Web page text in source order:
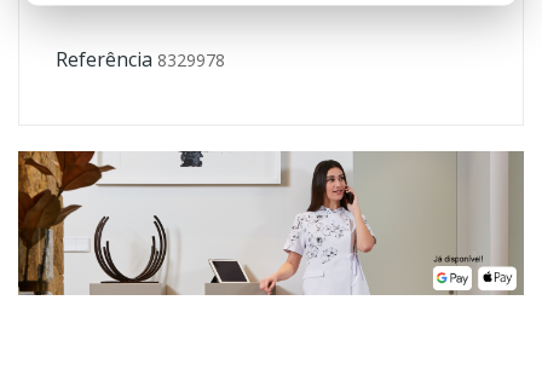
Referência 8329978